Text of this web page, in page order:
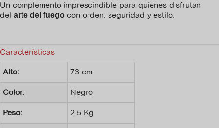
Un complemento imprescindible para quienes disfrutan
del arte del fuego con orden, seguridad y estilo.
Características
Alto: 73 cm
Color: Negro
Peso: 2.5 Kg